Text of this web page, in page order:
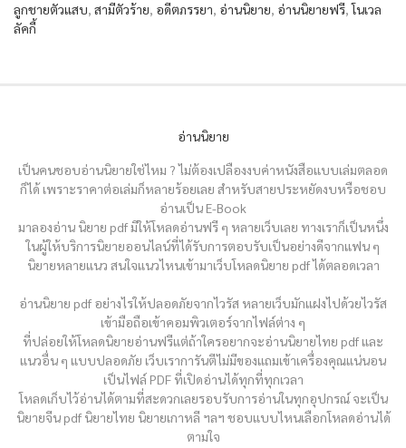
ลูกชายตัวแสบ, สามีตัวร้าย, อดีตภรรยา, อ่านนิยาย, อ่านนิยายฟรี,โนเวล
ลัคกี้
อ่านนิยาย
เป็นคนชอบอ่านนิยายใช่ไหม ? ไม่ต้องเปลืองงบค่าหนังสือแบบเล่มตลอด
ก็ได้ เพราะราคาต่อเล่มก็หลายร้อยเลย สำหรับสายประหยัดงบหรือชอบ
อ่านเป็น E-Book
มาลองอ่าน นิยาย pdf มีให้โหลดอ่านฟรี ๆ หลายเว็บเลย ทางเราก็เป็นหนึ่ง
ในผู้ให้บริการนิยายออนไลน์ที่ได้รับการตอบรับเป็นอย่างดีจากแฟน ๆ
นิยายหลายแนว สนใจแนวไหนเข้ามาเว็บโหลดนิยาย pdf ได้ตลอดเวลา
อ่านนิยาย pdf อย่างไรให้ปลอดภัยจากไวรัส หลายเว็บมักแฝงไปด้วยไวรัส
เข้ามือถือเข้าคอมพิวเตอร์จากไฟล์ต่าง ๆ
ที่ปล่อยให้โหลดนิยายอ่านฟรีแต่ถ้าใครอยากจะอ่านนิยายไทย pdf และ
แนวอื่น ๆ แบบปลอดภัย เว็บเราการันตีไม่มีของแถมเข้าเครื่องคุณแน่นอน
เป็นไฟล์ PDF ที่เปิดอ่านได้ทุกที่ทุกเวลา
โหลดเก็บไว้อ่านได้ตามที่สะดวกเลยรอบรับการอ่านในทุกอุปกรณ์ จะเป็น
นิยายจีน pdf นิยายไทย นิยายเกาหลี ฯลฯ ชอบแบบไหนเลือกโหลดอ่านได้
ตามใจ